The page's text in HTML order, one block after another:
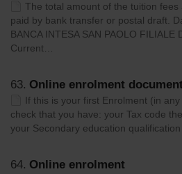
The total amount of the tuition
paid by bank transfer or postal draft.
BANCA INTESA SAN PAOLO FILIALE
Current…
63. Online enrolment
If this is your first Enrolment (in
check that you have: your Tax code
your Secondary education
64. Online enrolment